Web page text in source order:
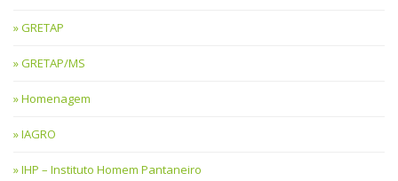
GRETAP
GRETAP/MS
Homenagem
IAGRO
IHP – Instituto Homem Pantaneiro